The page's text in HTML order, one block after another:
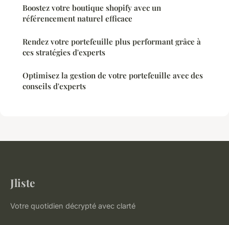
Boostez votre boutique shopify avec un
référencement naturel efficace
Rendez votre portefeuille plus performant grâce à
ces stratégies d'experts
Optimisez la gestion de votre portefeuille avec des
conseils d'experts
Jliste
Votre quotidien décrypté avec clarté